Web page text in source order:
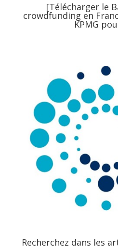
[Télécharger le
crowdfunding en
KPMG
Recherchez dans les